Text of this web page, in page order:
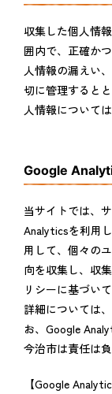
収集した個人情
囲内で、正確か
人情報の漏えい
切に管理すると
人情報について
Google
当サイトでは、
Analyticsを利用
用して、個々の
向を収集し、収
リシーに基づい
詳細については
お、Google
今治市は責任は
【Google